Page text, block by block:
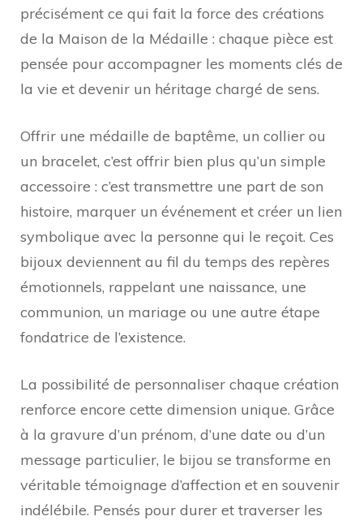
précisément ce qui fait la force des créations
de la Maison de la Médaille : chaque pièce est
pensée pour accompagner les moments clés de
la vie et devenir un héritage chargé de sens.
Offrir une médaille de baptême, un collier ou
un bracelet, c’est offrir bien plus qu’un simple
accessoire : c’est transmettre une part de son
histoire, marquer un événement et créer un lien
symbolique avec la personne qui le reçoit. Ces
bijoux deviennent au fil du temps des repères
émotionnels, rappelant une naissance, une
communion, un mariage ou une autre étape
fondatrice de l’existence.
La possibilité de personnaliser chaque création
renforce encore cette dimension unique. Grâce
à la gravure d’un prénom, d’une date ou d’un
message particulier, le bijou se transforme en
véritable témoignage d’affection et en souvenir
indélébile. Pensés pour durer et traverser les